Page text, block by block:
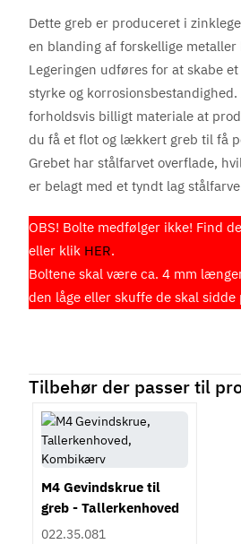
Dette greb er produceret i
en blanding af forskellige
Legeringen udføres for at skabe
styrke og
forholdsvis billigt materiale at
du få et flot og lækkert greb til få
Grebet har stålfarvet overflade,
er belagt med et tyndt lag
OBS! Bolte medfølger ikke! Find
eller klik HER.
Boltene skal være ca. 4 mm
den låge eller skuffe de skal sidde
Tilbehør der passer til
M4 Gevindskrue til
greb - Tallerkenhoved
- Krydskærv
022.35.081